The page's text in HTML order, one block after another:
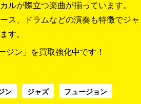
ルが際立つ楽曲が揃っています。
ス、ドラムなどの演奏も特徴でジャ
す。
ジン」を買取強化中です！
ン ジャズ フュージョン